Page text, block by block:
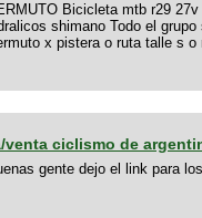
Bicicleta mtb r29
shimano Todo el
x pistera o ruta talle s o
venta ciclismo de
gente dejo el link para